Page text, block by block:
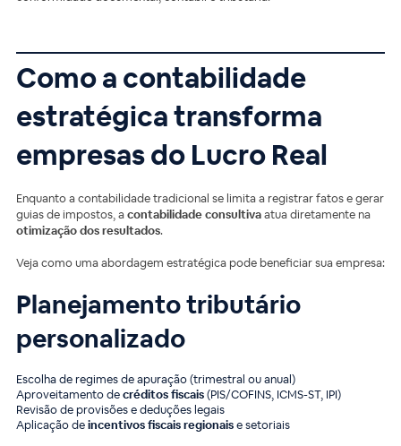
Como a contabilidade
estratégica transforma
empresas do Lucro Real
Enquanto a contabilidade tradicional se limita a registrar fatos e gerar
guias de impostos, acontabilidade consultivaatua diretamente na
otimização dos resultados.
Veja como uma abordagem estratégica pode beneficiar sua empresa:
Planejamento tributário
personalizado
Escolha de regimes de apuração (trimestral ou anual)
Aproveitamento decréditos fiscais(PIS/COFINS, ICMS-ST, IPI)
Revisão de provisões e deduções legais
Aplicação deincentivos fiscais regionaise setoriais